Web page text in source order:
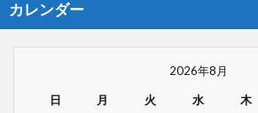
カレンダー
2026年8月
日 月 火 水 木